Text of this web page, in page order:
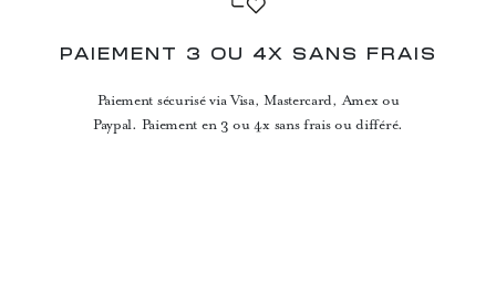
PAIEMENT 3 OU 4X SANS FRAIS
Paiement sécurisé via Visa, Mastercard, Amex ou
Paypal. Paiement en 3 ou 4x sans frais ou différé.